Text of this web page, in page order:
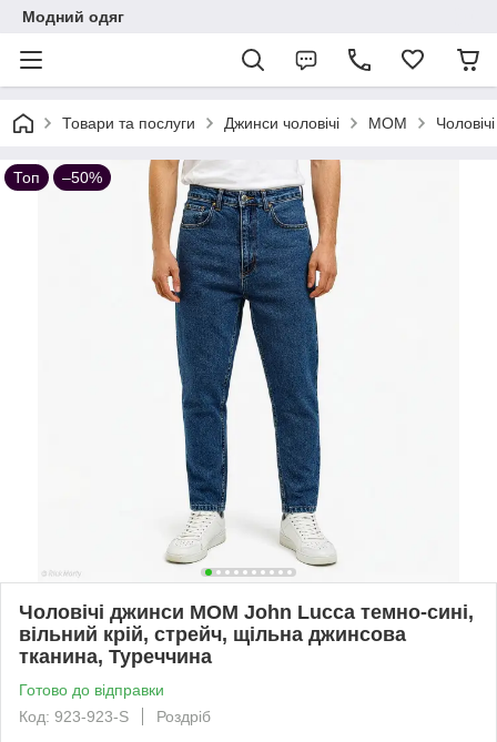
Модний одяг
Товари та послуги Джинси чоловічі МОМ
Топ –50%
Чоловічі джинси МОМ John Lucca темно-сині,
вільний крій, стрейч, щільна джинсова
тканина, Туреччина
Готово до відправки
Код: 923-923-S
Роздріб